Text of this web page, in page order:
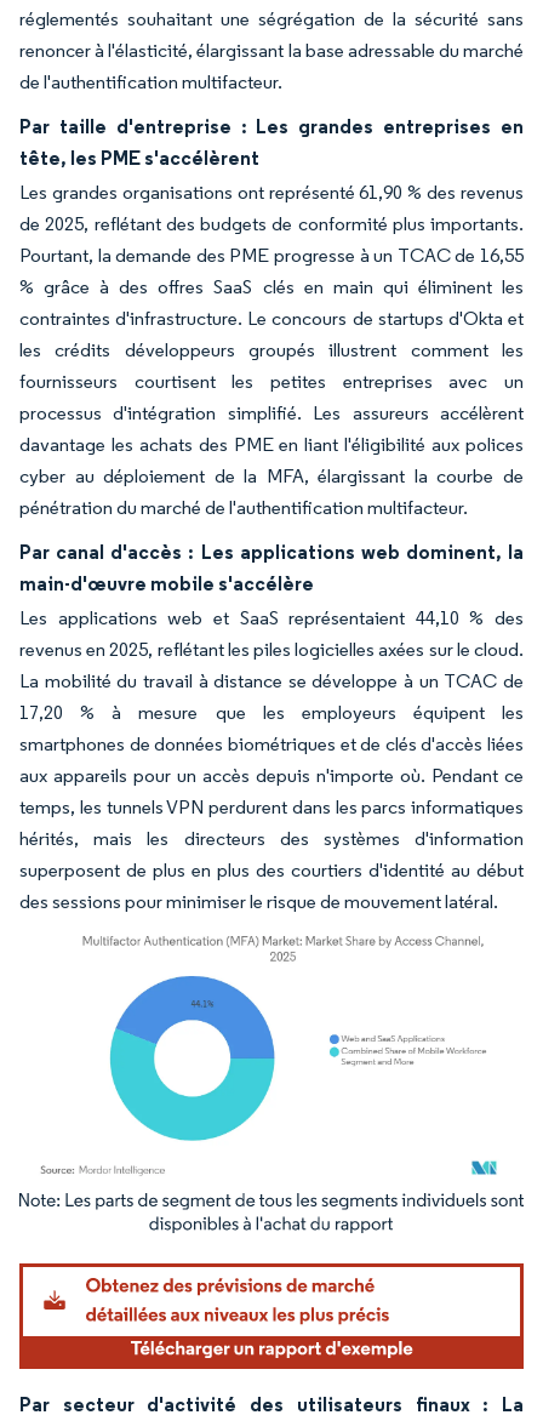
réglementés souhaitant une ségrégation de la sécurité sans
renoncer à l'élasticité, élargissant la base adressable du marché
de l'authentification multifacteur.
Par taille d'entreprise : Les grandes entreprises en
tête, les PME s'accélèrent
Les grandes organisations ont représenté 61,90 % des revenus
de 2025, reflétant des budgets de conformité plus importants.
Pourtant, la demande des PME progresse à un TCAC de 16,55
% grâce à des offres SaaS clés en main qui éliminent les
contraintes d'infrastructure. Le concours de startups d'Okta et
les crédits développeurs groupés illustrent comment les
fournisseurs courtisent les petites entreprises avec un
processus d'intégration simplifié. Les assureurs accélèrent
davantage les achats des PME en liant l'éligibilité aux polices
cyber au déploiement de la MFA, élargissant la courbe de
pénétration du marché de l'authentification multifacteur.
Par canal d'accès : Les applications web dominent, la
main-d'œuvre mobile s'accélère
Les applications web et SaaS représentaient 44,10 % des
revenus en 2025, reflétant les piles logicielles axées sur le cloud.
La mobilité du travail à distance se développe à un TCAC de
17,20 % à mesure que les employeurs équipent les
smartphones de données biométriques et de clés d'accès liées
aux appareils pour un accès depuis n'importe où. Pendant ce
temps, les tunnels VPN perdurent dans les parcs informatiques
hérités, mais les directeurs des systèmes d'information
superposent de plus en plus des courtiers d'identité au début
des sessions pour minimiser le risque de mouvement latéral.
Image © Mordor Intelligence. La réutilisation nécessite une attribution sous CC BY
Par secteur d'activité des utilisateurs finaux : La